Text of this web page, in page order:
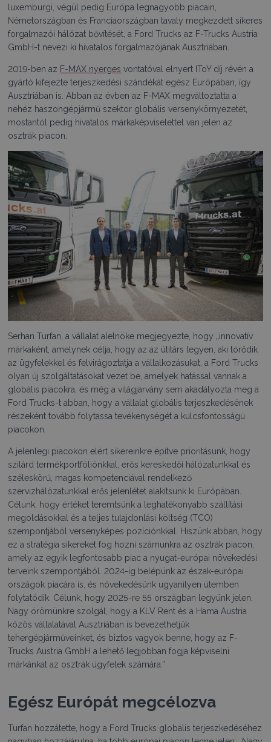
luxemburgi, végül pedig Európa legnagyobb piacain,
Németországban és Franciaországban tavaly megkezdett sikeres
forgalmazói hálózat bővítését, a Ford Trucks az F-Trucks Austria
GmbH-t nevezi ki hivatalos forgalmazójának Ausztriában.
2019-ben az F-MAX nyerges vontatóval elnyert IToY díj révén a
gyártó kifejezte terjeszkedési szándékát egész Európában, így
Ausztriában is. Abban az évben az F-MAX megváltoztatta a
nehéz haszongépjármű szektor globális versenykörnyezetét,
mostantól pedig hivatalos márkaképviselettel van jelen az
osztrák piacon.
Serhan Turfan, a vállalat alelnöke megjegyezte, hogy „innovatív
márkaként, amelynek célja, hogy az az útitárs legyen, aki törődik
az ügyfelekkel és felvirágoztatja a vállalkozásukat, a Ford Trucks
olyan új szolgáltatásokat vezet be, amelyek hatással vannak a
globális piacokra, és még a világjárvány sem akadályozta meg a
Ford Trucks-t abban, hogy a vállalat globális terjeszkedésének
részeként tovább folytassa tevékenységét a kulcsfontosságú
piacokon.
A jelenlegi piacokon elért sikereinkre építve prioritásunk, hogy
szilárd termékportfóliónkkal, erős kereskedői hálózatunkkal és
széleskörű, magas kompetenciával rendelkező
szervizhálózatunkkal erős jelenlétet alakítsunk ki Európában.
Célunk, hogy értéket teremtsünk a leghatékonyabb szállítási
megoldásokkal és a teljes tulajdonlási költség (TCO)
szempontjából versenyképes pozíciónkkal. Hiszünk abban, hogy
ez a stratégia sikereket fog hozni számunkra az osztrák piacon,
amely az egyik legfontosabb piac a nyugat-európai növekedési
terveink szempontjából. 2024-ig belépünk az észak-európai
országok piacára is, és növekedésünk ugyanilyen ütemben
folytatódik. Célunk, hogy 2025-re 55 országban legyünk jelen.
Nagy örömünkre szolgál, hogy a KLV Rent és a Hama Austria
közös vállalatával Ausztriában is bevezethetjük
tehergépjárműveinket, és biztos vagyok benne, hogy az F-
Trucks Austria GmbH a lehető legjobban fogja képviselni
márkánkat az osztrák ügyfelek számára.”
Egész Európát megcélozva
Turfan hozzátette, hogy a Ford Trucks globális terjeszkedéséhez